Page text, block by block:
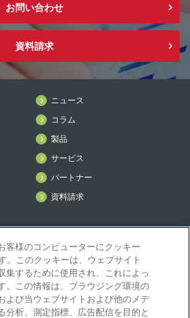
お問い合わせ
資料請求
ニュース
コラム
製品
サービス
パートナー
資料請求
録者）
（MCUG会員専用）
ちら
客様のコンピューターにクッキー
。このクッキーは、ウェブサイト
集するために使用され、これによっ
。この情報は、ブラウジング環境の
よび当ウェブサイトおよび他のメデ
分析、測定指標、広告配信を目的と